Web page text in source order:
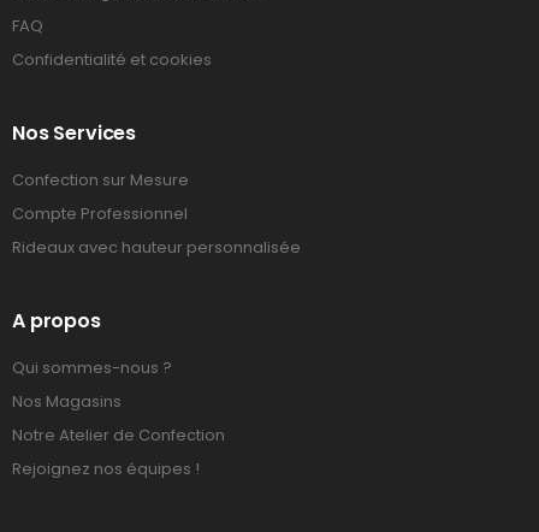
FAQ
Confidentialité et cookies
Nos Services
Confection sur Mesure
Compte Professionnel
Rideaux avec hauteur personnalisée
A propos
Qui sommes-nous ?
Nos Magasins
Notre Atelier de Confection
Rejoignez nos équipes !